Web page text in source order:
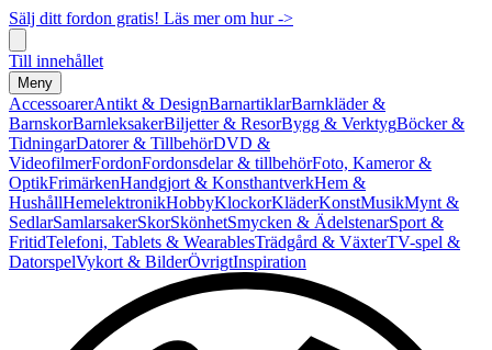
Sälj ditt fordon gratis! Läs mer om hur ->
Till innehållet
Meny
AccessoarerAntikt & DesignBarnartiklarBarnkläder &
BarnskorBarnleksakerBiljetter & ResorBygg & VerktygBöcker &
TidningarDatorer & TillbehörDVD &
VideofilmerFordonFordonsdelar & tillbehörFoto, Kameror &
OptikFrimärkenHandgjort & KonsthantverkHem &
HushållHemelektronikHobbyKlockorKläderKonstMusikMynt &
SedlarSamlarsakerSkorSkönhetSmycken & ÄdelstenarSport &
FritidTelefoni, Tablets & WearablesTrädgård & VäxterTV-spel &
DatorspelVykort & BilderÖvrigtInspiration